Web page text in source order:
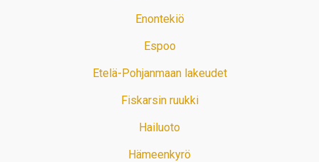
Enontekiö
Espoo
Etelä-Pohjanmaan lakeudet
Fiskarsin ruukki
Hailuoto
Hämeenkyrö